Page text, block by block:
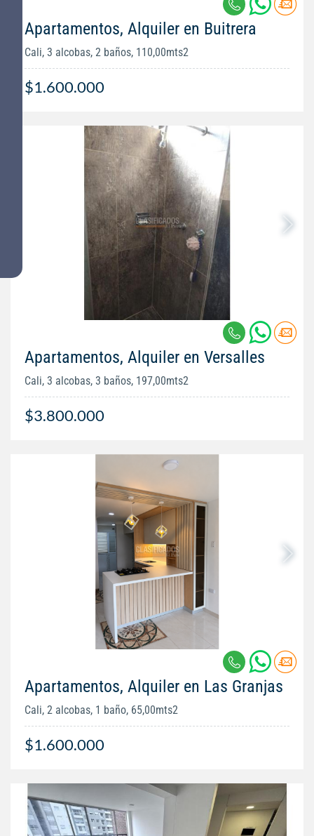
Apartamentos, Alquiler en Buitrera
Cali, 3 alcobas, 2 baños, 110,00mts2
$1.600.000
Apartamentos, Alquiler en Versalles
Cali, 3 alcobas, 3 baños, 197,00mts2
$3.800.000
Apartamentos, Alquiler en Las Granjas
Cali, 2 alcobas, 1 baño, 65,00mts2
$1.600.000